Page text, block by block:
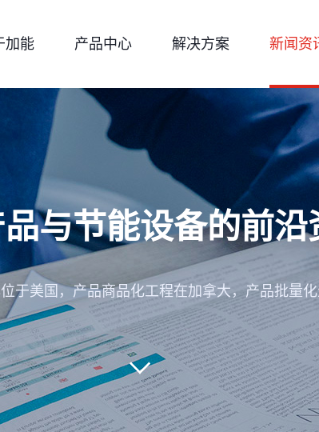
加能 产品中心 解决方案 新闻资
与节能设备的前沿
于美国，产品商品化工程在加拿大，产品批量